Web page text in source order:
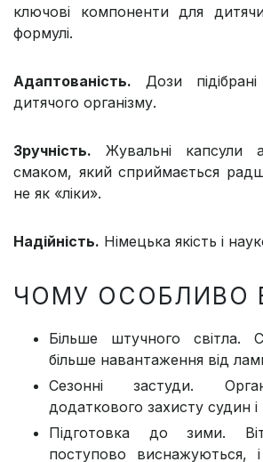
ключові компоненти для
формулі.
Адаптованість. Дози
дитячого організму.
Зручність. Жувальні капсули
смаком, який сприймається
не як «ліки».
Надійність. Німецька якість і
ЧОМУ ОСОБЛИВО
Більше штучного світла.
більше навантаження від
Сезонні застуди.
додаткового захисту судин і
Підготовка до зими.
поступово виснажуються,